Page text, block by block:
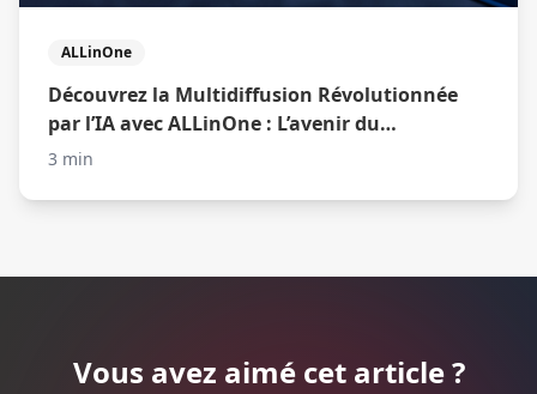
ALLinOne
Découvrez la Multidiffusion Révolutionnée
par l’IA avec ALLinOne : L’avenir du
Recrutement Optimisé
3 min
Vous avez aimé cet article ?